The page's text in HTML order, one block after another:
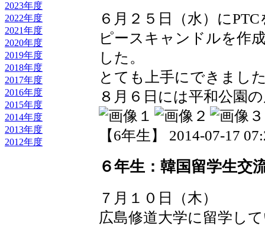
2023年度
2022年度
2021年度
2020年度
2019年度
2018年度
2017年度
2016年度
2015年度
2014年度
2013年度
2012年度
６月２５日（水）に
ピースキャンドルを作
した。
とても上手にできまし
８月６日には平和公園
【6年生】 2014-07-17
６年生：韓国留学生交
７月１０日（木）
広島修道大学に留学し